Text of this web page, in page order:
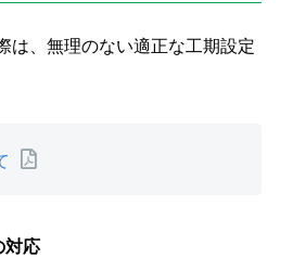
は、無理のない適正な工期設定
対応